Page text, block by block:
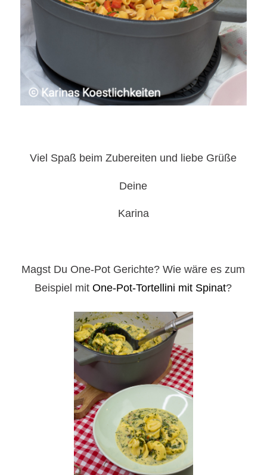
Viel Spaß beim Zubereiten und liebe Grüße
Deine
Karina
Magst Du One-Pot Gerichte? Wie wäre es zum
Beispiel mitOne-Pot-Tortellini mit Spinat?